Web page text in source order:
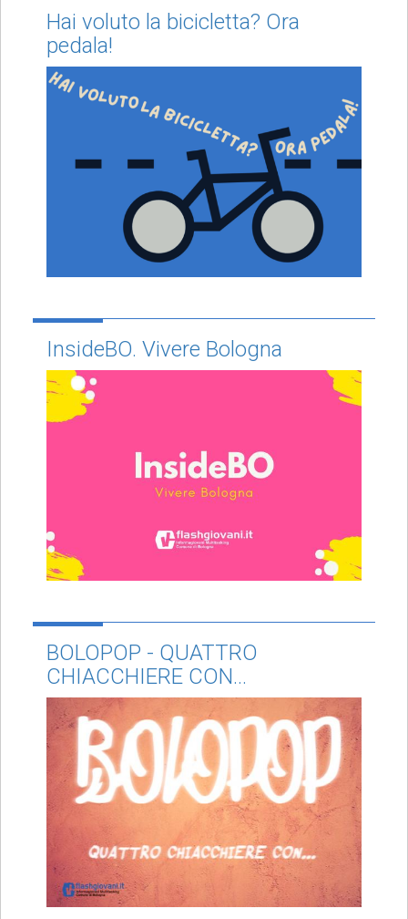
Hai voluto la bicicletta? Ora
pedala!
InsideBO. Vivere Bologna
BOLOPOP - QUATTRO
CHIACCHIERE CON...